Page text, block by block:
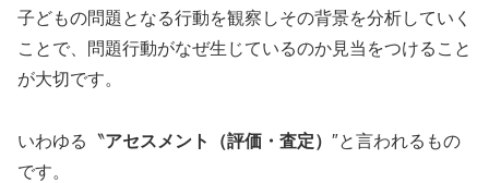
子どもの問題となる行動を観察しその背景を分析していく
ことで、問題行動がなぜ生じているのか見当をつけること
が大切です。
いわゆる〝アセスメント（評価・査定） ″と言われるもの
です。